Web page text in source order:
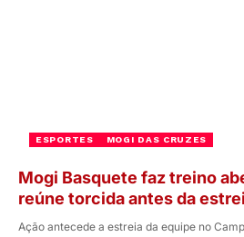
ESPORTES MOGI DAS CRUZES
Mogi Basquete faz treino
reúne torcida antes da
Ação antecede a estreia da equipe no